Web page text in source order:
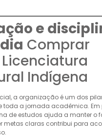
e
Comprar
Indígena
a organização é um dos
toda a jornada acadêmica. Em
de estudos ajuda a manter o
metas claras contribui para